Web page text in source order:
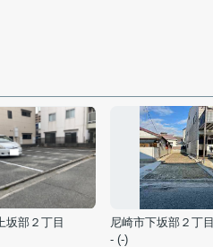
坂部２丁目
尼崎市下坂部２丁目
- (-)